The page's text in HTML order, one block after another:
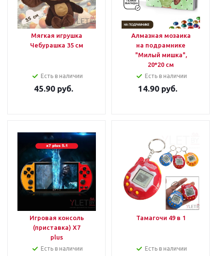
Мягкая игрушка
Чебурашка 35 см
Есть в наличии
45.90руб.
Алмазная мозаика
на подрамнике
"Милый мишка",
20*20 см
Есть в наличии
14.90руб.
Игровая консоль
(приставка) X7
plus
Есть в наличии
Тамагочи 49 в 1
Есть в наличии